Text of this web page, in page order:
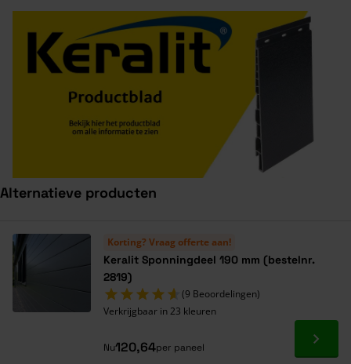
Alternatieve producten
Korting? Vraag offerte aan!
Keralit Sponningdeel 190 mm (bestelnr.
2819)
(9 Beoordelingen)
Verkrijgbaar in 23 kleuren
Nu120,64per paneel Ga